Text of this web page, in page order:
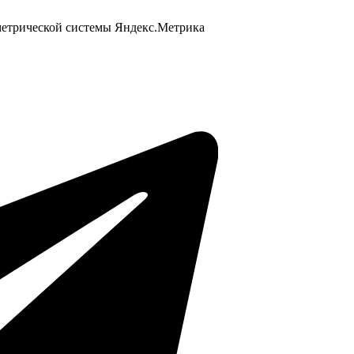
системы Яндекс.Метрика